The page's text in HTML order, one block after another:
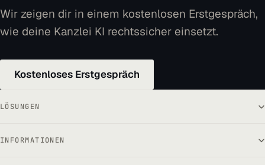
Wir zeigen dir in einem kostenlosen Erstgespräch,
wie deine Kanzlei KI rechtssicher einsetzt.
Kostenloses Erstgespräch
LÖSUNGEN
INFORMATIONEN